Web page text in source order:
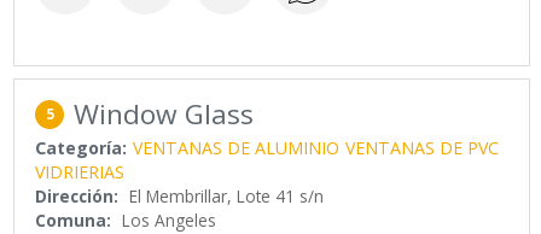
5 Window Glass
Categoría: VENTANAS DE ALUMINIO VENTANAS DE PVC
VIDRIERIAS
Dirección: El Membrillar, Lote 41 s/n
Comuna: Los Angeles